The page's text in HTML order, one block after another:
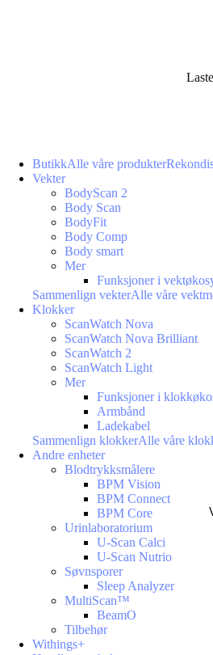
ButikkAlle våre produkter
Vekter
BodyScan 2
Body Scan
BodyFit
Body Comp
Body smart
Mer
Funksjoner i
Sammenlign vekterAlle våre
Klokker
ScanWatch Nova
ScanWatch Nova Brilliant
ScanWatch 2
ScanWatch Light
Mer
Funksjoner i
Armbånd
Ladekabel
Sammenlign klokkerAlle våre
Andre enheter
Blodtrykksmålere
BPM Vision
BPM Connect
BPM Core
Urinlaboratorium
U-Scan Calci
U-Scan Nutrio
Søvnsporer
Sleep Analyzer
MultiScan™
BeamO
Tilbehør
Withings+